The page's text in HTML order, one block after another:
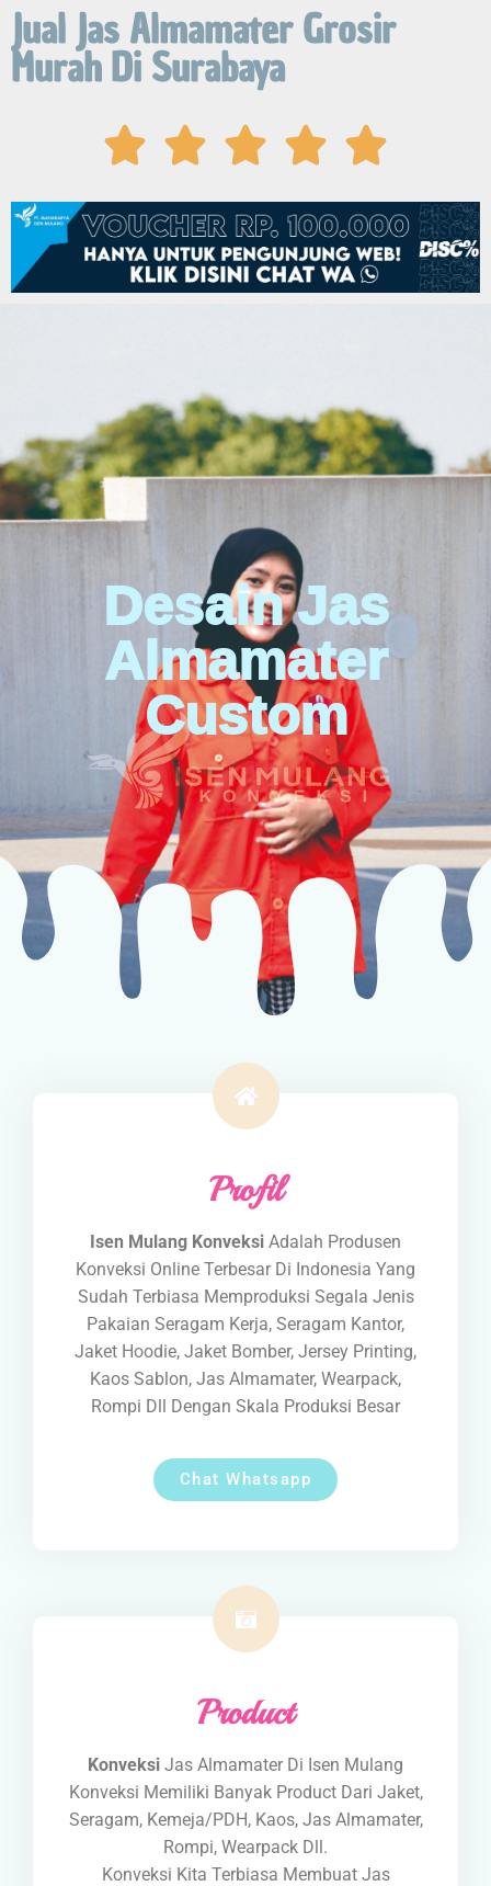
Jual Jas Almamater Grosir
Murah Di Surabaya
    
Desain Jas
Almamater
Custom
Profil
Isen Mulang Konveksi Adalah Produsen
Konveksi Online Terbesar Di Indonesia Yang
Sudah Terbiasa Memproduksi Segala Jenis
Pakaian Seragam Kerja, Seragam Kantor,
Jaket Hoodie, Jaket Bomber, Jersey Printing,
Kaos Sablon, Jas Almamater, Wearpack,
Rompi Dll Dengan Skala Produksi Besar
Chat Whatsapp
Product
Konveksi Jas Almamater Di Isen Mulang
Konveksi Memiliki Banyak Product Dari Jaket,
Seragam, Kemeja/PDH, Kaos, Jas Almamater,
Rompi, Wearpack Dll.
Konveksi Kita Terbiasa Membuat Jas